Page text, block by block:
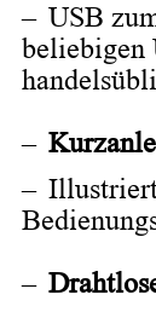
USB
beliebigen